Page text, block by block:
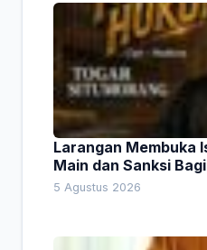
Larangan Membuka
Main dan Sanksi
5 Agustus 2026